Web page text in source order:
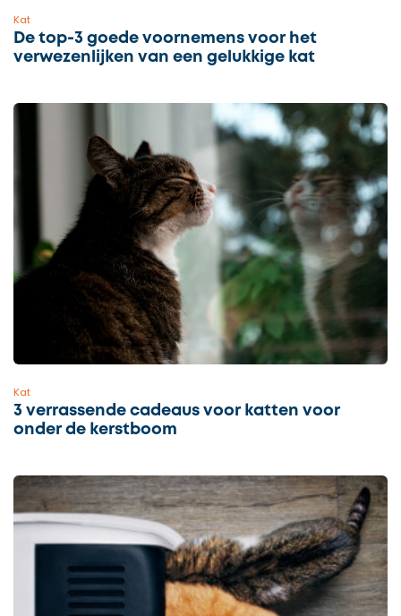
Kat
De top-3 goede voornemens voor het
verwezenlijken van een gelukkige kat
Kat
3 verrassende cadeaus voor katten voor
onder de kerstboom